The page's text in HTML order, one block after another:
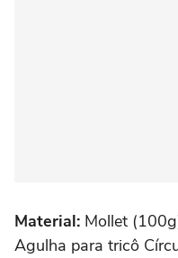
Material: Mollet
Agulha para tricô